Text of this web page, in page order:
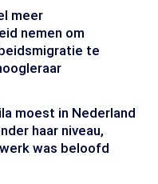
meer
nemen om
te
moest in Nederland
haar niveau,
was beloofd